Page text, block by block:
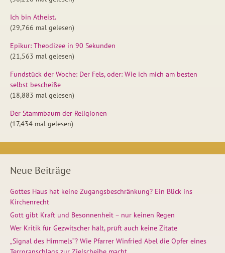
Ich bin Atheist.
(29,766 mal gelesen)
Epikur: Theodizee in 90 Sekunden
(21,563 mal gelesen)
Fundstück der Woche: Der Fels, oder: Wie ich mich am besten
selbst bescheiße
(18,883 mal gelesen)
Der Stammbaum der Religionen
(17,434 mal gelesen)
Neue Beiträge
Gottes Haus hat keine Zugangsbeschränkung? Ein Blick ins
Kirchenrecht
Gott gibt Kraft und Besonnenheit – nur keinen Regen
Wer Kritik für Gezwitscher hält, prüft auch keine Zitate
„Signal des Himmels“? Wie Pfarrer Winfried Abel die Opfer eines